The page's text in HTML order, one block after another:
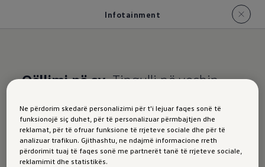
Infotainment
Qëllimi në sy.Tingulli në veshin
ID.5 infotainment
Ne përdorim skedarë personalizimi për t'i lejuar faqes sonë të
funksionojë siç duhet, për të personalizuar përmbajtjen dhe
reklamat, për të ofruar funksione të rrjeteve sociale dhe për të
analizuar trafikun. Gjithashtu, ne ndajmë informacione rreth
përdorimit tuaj të faqes sonë me partnerët tanë të rrjeteve sociale,
reklamimit dhe statistikës.